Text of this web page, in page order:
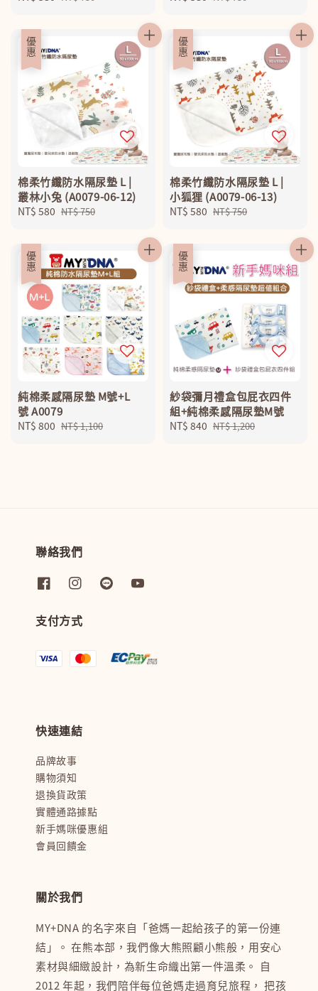
優惠
棉柔竹纖防水隔尿墊 L |
叢林小兔 (A0079-06-12)
Sale
NT$ 580 Regular
NT$ 750
優惠
棉柔竹纖防水隔尿墊 L |
小狐狸 (A0079-06-13)
Sale
NT$ 580 Regular
NT$ 750
優惠
純棉柔感隔尿墊 M號+L
號 A0079
Sale
NT$ 800 Regular
NT$ 1,100
優惠
紗袋彌月禮盒包屁衣四件
組+純棉柔感隔尿墊M號
Sale
NT$ 840 Regular
NT$ 1,200
聯絡我們
支付方式
快速連結
品牌故事
購物須知
退換貨政策
實體通路據點
新手媽咪優惠組
會員回饋金
關於我們
MY+DNA 的名字來自「爸媽一起給孩子的第一份連
結」。 在熊本部，我們像大熊照顧小熊般，用安心
素材與細緻設計，為新生命織出第一件溫柔。 自
2012 年起，我們陪伴每位爸媽走過育兒旅程， 把孩